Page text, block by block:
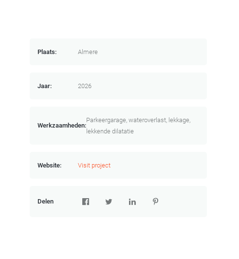
Plaats: Almere
Jaar: 2026
Werkzaamheden:
Parkeergarage, wateroverlast, lekkage,
lekkende dilatatie
Website: Visit project
Delen